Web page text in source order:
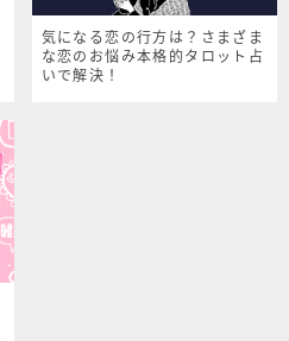
気になる恋の行方は？さまざま
な恋のお悩み本格的タロット占
いで解決！